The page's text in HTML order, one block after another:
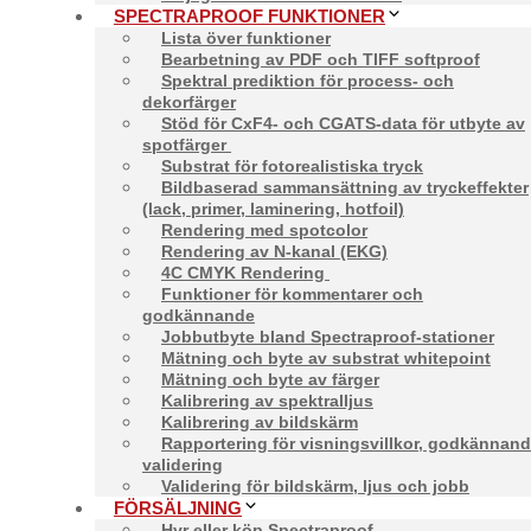
SPECTRAPROOF FUNKTIONER
Lista över funktioner
Bearbetning av PDF och TIFF softproof
Spektral prediktion för process- och
dekorfärger
Stöd för CxF4- och CGATS-data för utbyte av
spotfärger
Substrat för fotorealistiska tryck
Bildbaserad sammansättning av tryckeffekter
(lack, primer, laminering, hotfoil)
Rendering med spotcolor
Rendering av N-kanal (EKG)
4C CMYK Rendering
Funktioner för kommentarer och
godkännande
Jobbutbyte bland Spectraproof-stationer
Mätning och byte av substrat whitepoint
Mätning och byte av färger
Kalibrering av spektralljus
Kalibrering av bildskärm
Rapportering för visningsvillkor,
validering
Validering för bildskärm, ljus och jobb
FÖRSÄLJNING